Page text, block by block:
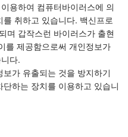
용하여 컴퓨터바이러스에 의
취하고 있습니다. 백신프로
며 갑작스런 바이러스가 출현
를 제공함으로써 개인정보가
다.
가 유출되는 것을 방지하기
하는 장치를 이용하고 있습니